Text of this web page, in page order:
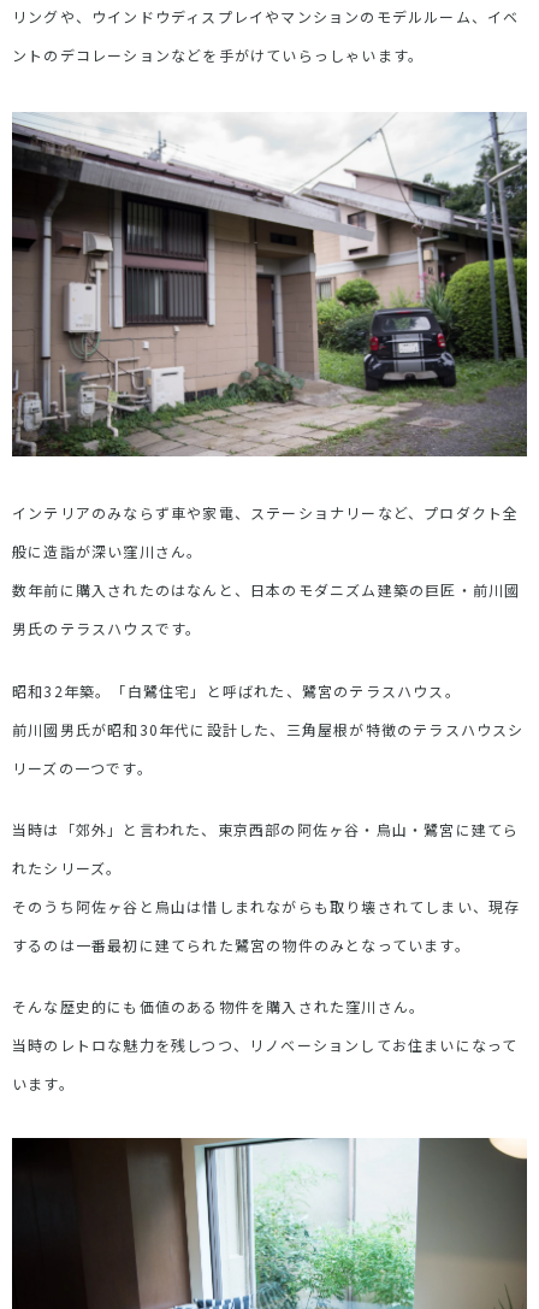
リングや、ウインドウディスプレイやマンションのモデルルーム、イベ
ントのデコレーションなどを手がけていらっしゃいます。
インテリアのみならず車や家電、ステーショナリーなど、プロダクト全
般に造詣が深い窪川さん。
数年前に購入されたのはなんと、日本のモダニズム建築の巨匠・前川國
男氏のテラスハウスです。
昭和32年築。「白鷺住宅」と呼ばれた、鷺宮のテラスハウス。
前川國男氏が昭和30年代に設計した、三角屋根が特徴のテラスハウスシ
リーズの一つです。
当時は「郊外」と言われた、東京西部の阿佐ヶ谷・烏山・鷺宮に建てら
れたシリーズ。
そのうち阿佐ヶ谷と烏山は惜しまれながらも取り壊されてしまい、現存
するのは一番最初に建てられた鷺宮の物件のみとなっています。
そんな歴史的にも価値のある物件を購入された窪川さん。
当時のレトロな魅力を残しつつ、リノベーションしてお住まいになって
います。